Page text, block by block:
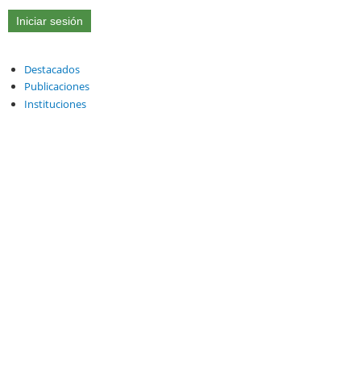
Destacados
Publicaciones
Instituciones